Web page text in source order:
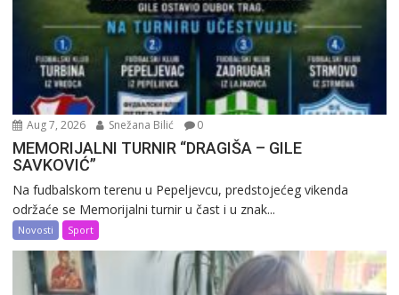
Aug 7, 2026 Snežana Bilić 0
MEMORIJALNI TURNIR “DRAGIŠA – GILE
SAVKOVIĆ”
Na fudbalskom terenu u Pepeljevcu, predstojećeg vikenda
održaće se Memorijalni turnir u čast i u znak...
Novosti Sport